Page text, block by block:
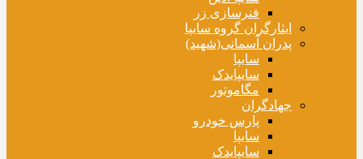
فنرسازی زر
ایثارگران گروه سایپا
پدران آسمانی(شهید)
سایپا
سایپایدک
مگاموتور
جهادگران
پارس خودرو
سایپا
سایپایدک